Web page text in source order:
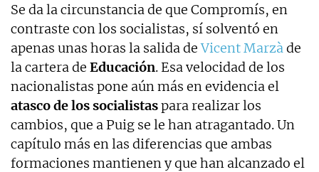
Se da la circunstancia de que Compromís, en
contraste con los socialistas, sí solventó en
apenas unas horas la salida deVicent Marzàde
la cartera de Educación. Esa velocidad de los
nacionalistas pone aún más en evidencia el
atasco de los socialistaspara realizar los
cambios, que a Puig se le han atragantado. Un
capítulo más en las diferencias que ambas
formaciones mantienen y que han alcanzado el